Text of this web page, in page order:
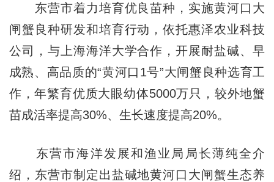
东营市着力培育优良苗种，实施黄河口大
闸蟹良种研发和培育行动，依托惠泽农业科技
公司，与上海海洋大学合作，开展耐盐碱、早
成熟、高品质的“黄河口1号”大闸蟹良种选育工
作，年繁育优质大眼幼体5000万只，较外地蟹
苗成活率提高30%、生长速度提高20%。
东营市海洋发展和渔业局局长薄纯全介
绍，东营市制定出盐碱地黄河口大闸蟹生态养